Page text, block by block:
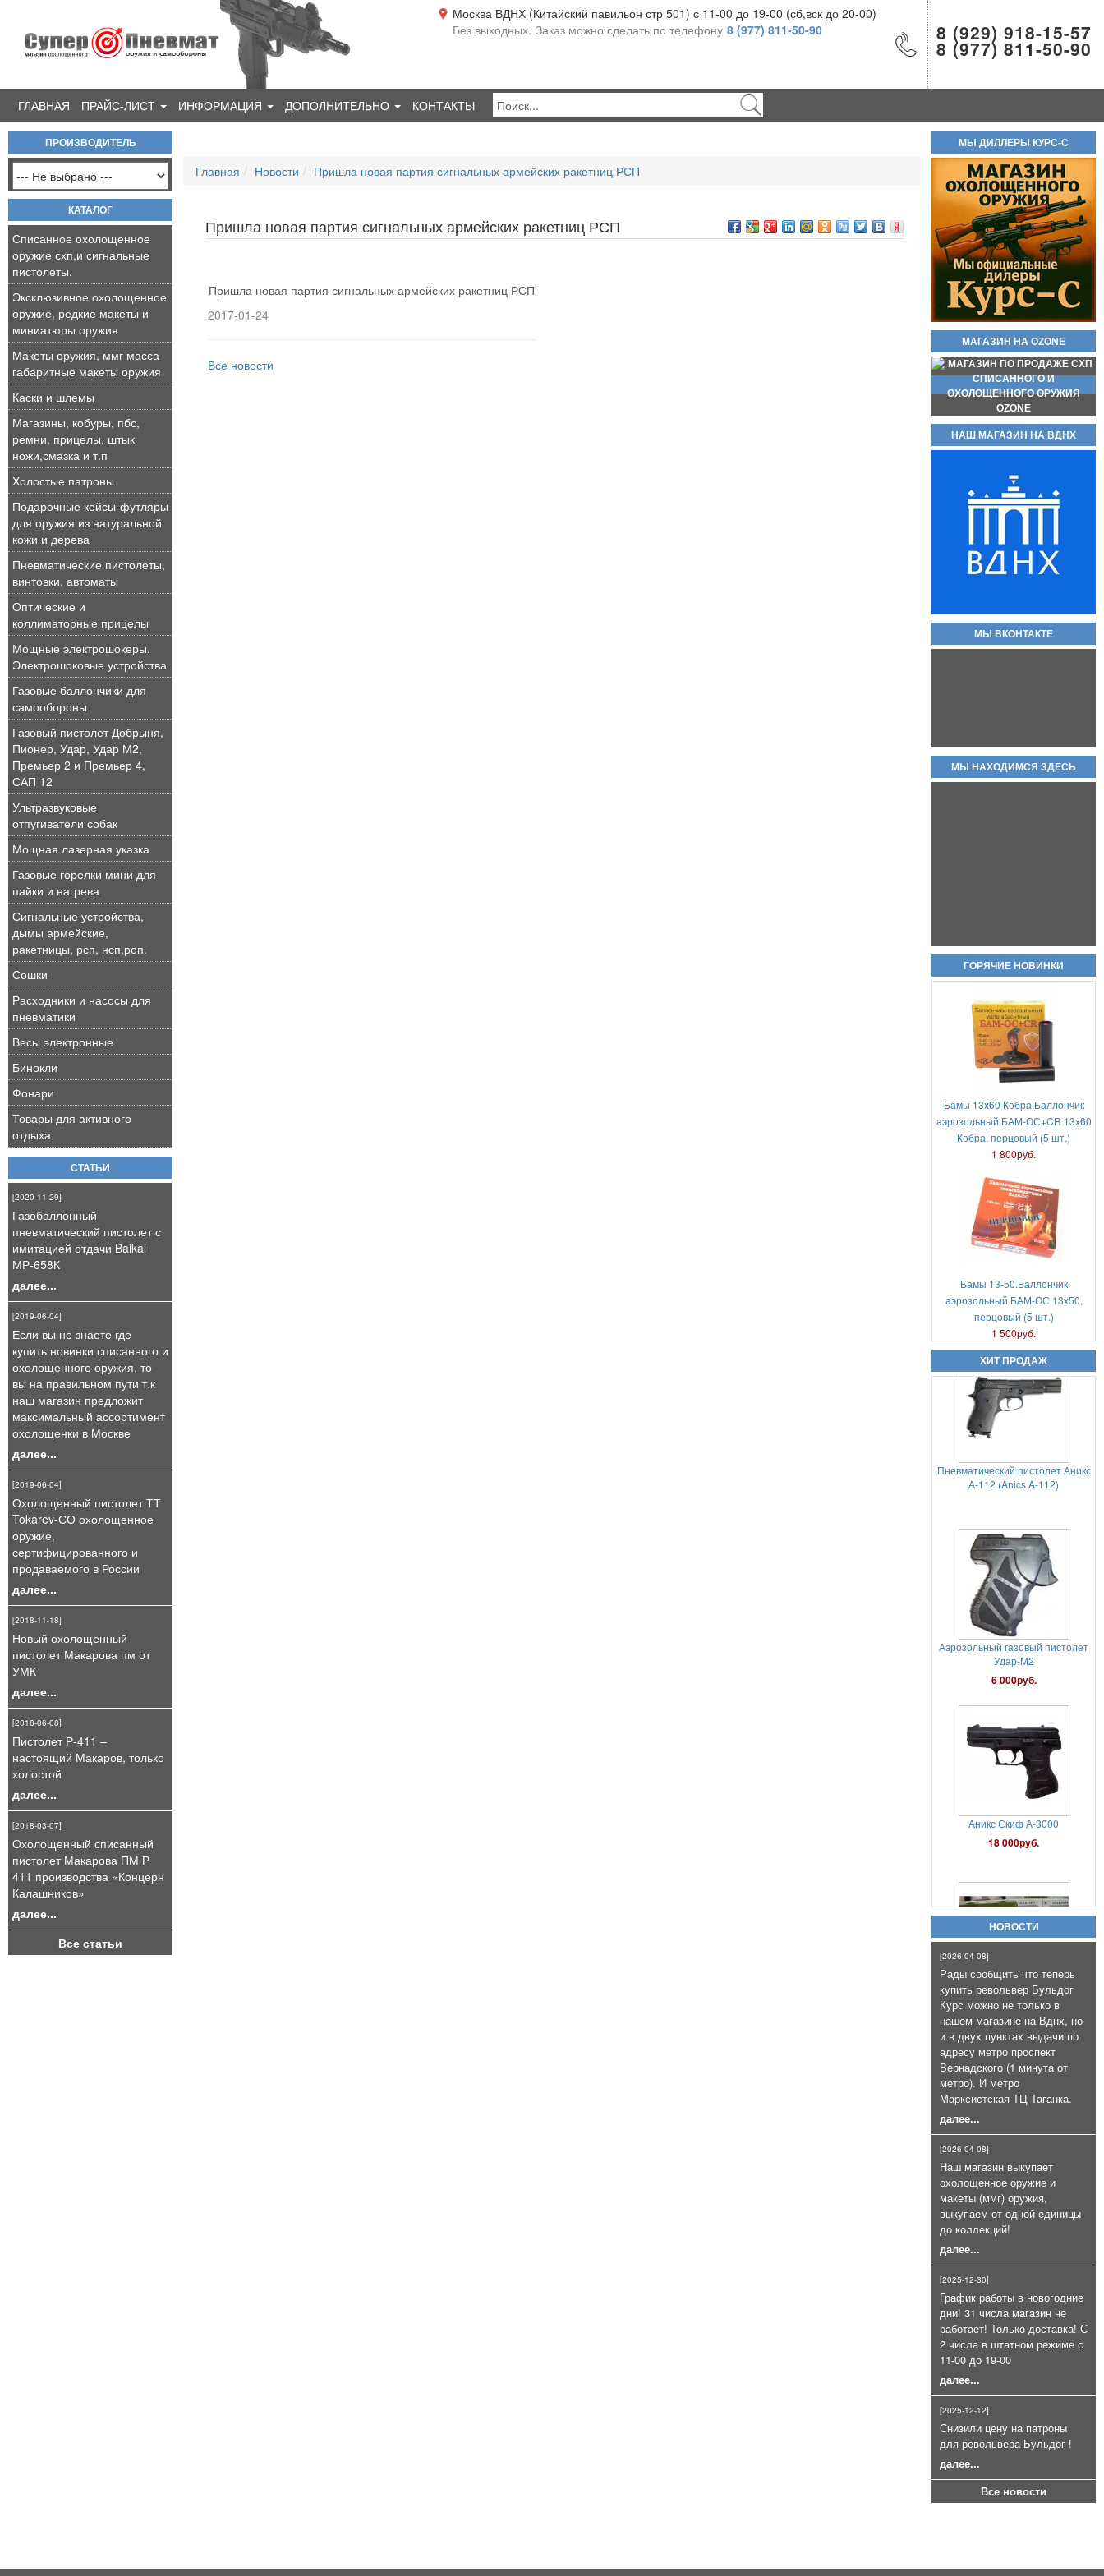
Москва ВДНХ (Китайский павильон стр 501) с 11-00 до 19-00 (сб,вск до 20-00)
Без выходных. Заказ можно сделать по телефону 8 (977) 811-50-90 8 (929) 918-15-57
8 (977) 811-50-90
ГЛАВНАЯ ПРАЙС-ЛИСТ ИНФОРМАЦИЯ ДОПОЛНИТЕЛЬНО КОНТАКТЫ
ПРОИЗВОДИТЕЛЬ
КАТАЛОГ
Списанное охолощенное
оружие схп,и сигнальные
пистолеты.
Эксклюзивное охолощенное
оружие, редкие макеты и
миниатюры оружия
Макеты оружия, ммг масса
габаритные макеты оружия
Каски и шлемы
Магазины, кобуры, пбс,
ремни, прицелы, штык
ножи,смазка и т.п
Холостые патроны
Подарочные кейсы-футляры
для оружия из натуральной
кожи и дерева
Пневматические пистолеты,
винтовки, автоматы
Оптические и
коллиматорные прицелы
Мощные электрошокеры.
Электрошоковые устройства
Газовые баллончики для
самообороны
Газовый пистолет Добрыня,
Пионер, Удар, Удар М2,
Премьер 2 и Премьер 4,
САП 12
Ультразвуковые
отпугиватели собак
Мощная лазерная указка
Газовые горелки мини для
пайки и нагрева
Сигнальные устройства,
дымы армейские,
ракетницы, рсп, нсп,роп.
Сошки
Расходники и насосы для
пневматики
Весы электронные
Бинокли
Фонари
Товары для активного
отдыха
СТАТЬИ
[2020-11-29]
Газобаллонный
пневматический пистолет с
имитацией отдачи Baikal
МР-658К
далее...
[2019-06-04]
Если вы не знаете где
купить новинки списанного и
охолощенного оружия, то
вы на правильном пути т.к
наш магазин предложит
максимальный ассортимент
охолощенки в Москве
далее...
[2019-06-04]
Охолощенный пистолет ТТ
Tokarev-СО охолощенное
оружие,
сертифицированного и
продаваемого в России
далее...
[2018-11-18]
Новый охолощенный
пистолет Макарова пм от
УМК
далее...
[2018-06-08]
Пистолет Р-411 –
настоящий Макаров, только
холостой
далее...
[2018-03-07]
Охолощенный списанный
пистолет Макарова ПМ Р
411 производства «Концерн
Калашников»
далее...
Все статьи
МЫ ДИЛЛЕРЫ КУРС-С
МАГАЗИН НА OZONE
НАШ МАГАЗИН НА ВДНХ
МЫ ВКОНТАКТЕ
МЫ НАХОДИМСЯ ЗДЕСЬ
ГОРЯЧИЕ НОВИНКИ
Бамы 13х60 Кобра.Баллончик
аэрозольный БАМ-ОС+CR 13x60
Кобра, перцовый (5 шт.)
1 800руб.
Бамы 13-50.Баллончик
аэрозольный БАМ-ОС 13x50,
перцовый (5 шт.)
1 500руб.
ХИТ ПРОДАЖ
Шарики ВВ 500шт 4.5мм
200руб.
Новинка стреляющий револьвер
Бульдог Курс С кал. 5.6/16 КСОИ
ОПТ!! В полном комплекте!
Самовывоз доступен по трем
адресам.
Охолощенный пистолет ПМ
Р-411 СХП В НАЛИЧИИ
80 000руб.
Холостые патроны -свето
звуковые 7,62х39 цена за пачку
950руб.
Пневматический пистолет Аникс
А-112 (Anics A-112)
6 000руб.
Патроны холостые калибра
800руб.
Пневматический пистолет
Gletcher Parabellum с блоубэком
25 000руб.
Патроны сигнальные Hilti
Коричневые к LOM-S и Сталкеру
(100 шт)
Газовый баллончик Black OS+CS
75мл очень эффективный
для СПШ ракетницы (26, 5 мм.)
НОВОСТИ
[2026-04-08]
Рады сообщить что теперь
купить револьвер Бульдог
Курс можно не только в
нашем магазине на Вднх, но
и в двух пунктах выдачи по
адресу метро проспект
Вернадского (1 минута от
метро). И метро
Марксистская ТЦ Таганка.
далее...
[2026-04-08]
Наш магазин выкупает
охолощенное оружие и
макеты (ммг) оружия,
выкупаем от одной единицы
до коллекций!
далее...
[2025-12-30]
График работы в новогодние
дни! 31 числа магазин не
работает! Только доставка! С
2 числа в штатном режиме с
11-00 до 19-00
далее...
[2025-12-12]
Снизили цену на патроны
для револьвера Бульдог !
далее...
Все новости
Главная Новости Пришла новая партия сигнальных армейских ракетниц РСП
Пришла новая партия сигнальных армейских ракетниц РСП
Пришла новая партия сигнальных армейских ракетниц РСП
2017-01-24
Все новости